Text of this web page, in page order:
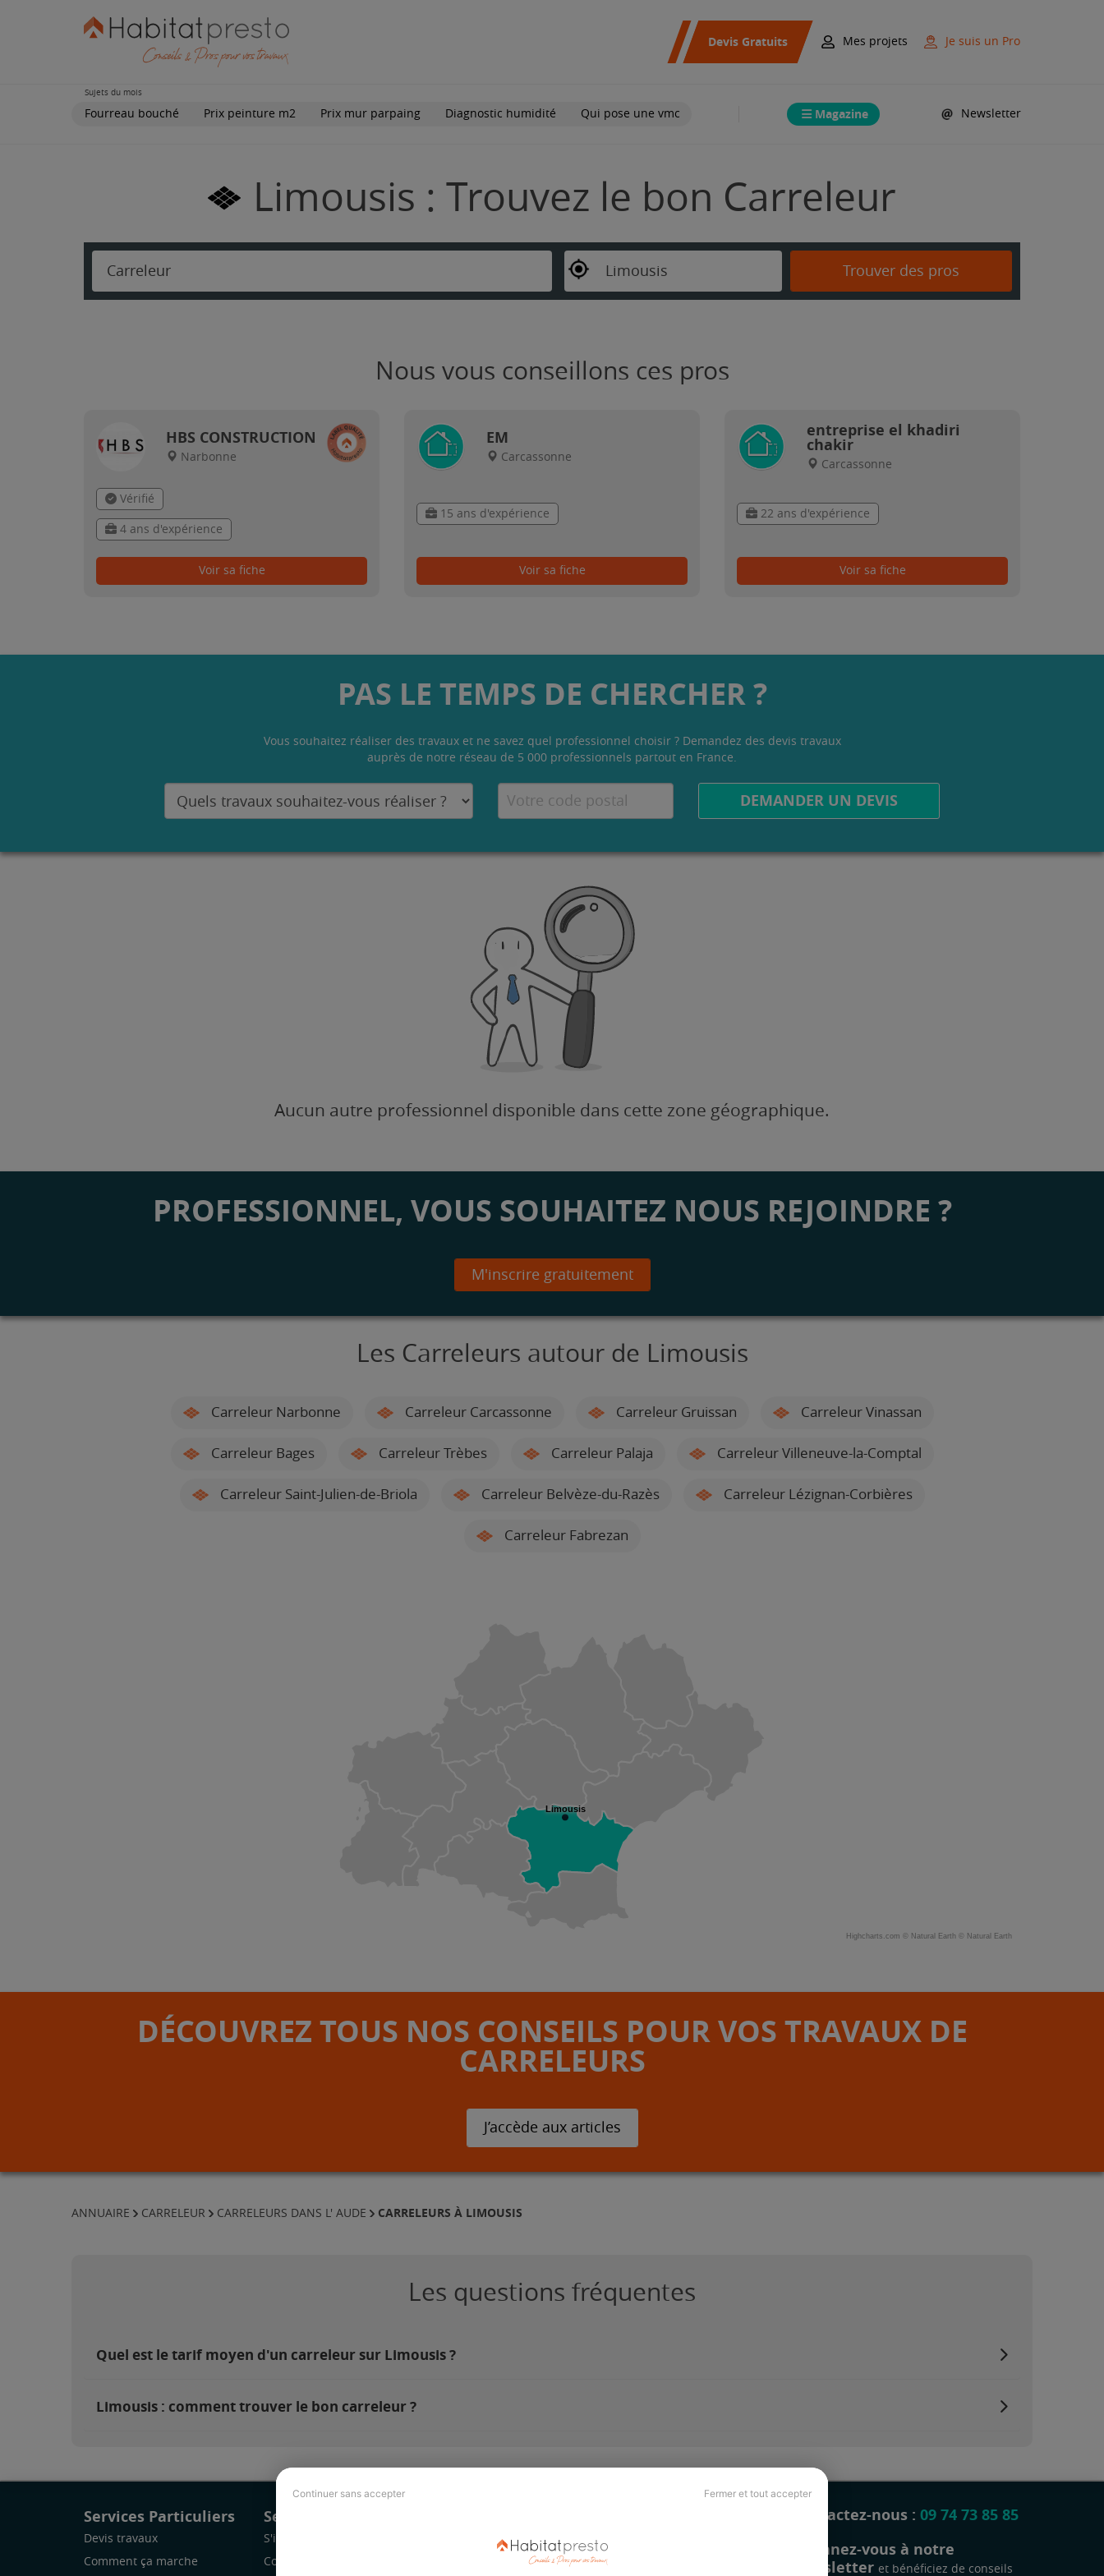
Continuer sans accepter Fermer et tout accepter
Devis Gratuits Mes projets Je suis un Pro
Sujets du mois
Fourreau bouché Prix peinture m2 Prix mur parpaing Diagnostic humidité Qui pose une vmc Magazine Newsletter
Limousis : Trouvez le bon Carreleur
Carreleur Limousis Trouver des pros
Nous vous conseillons ces pros
HBS CONSTRUCTION
Narbonne
Vérifié
4 ans d'expérience
Voir sa fiche
EM
Carcassonne
15 ans d'expérience
Voir sa fiche
entreprise el khadiri
chakir
Carcassonne
22 ans d'expérience
Voir sa fiche
PAS LE TEMPS DE CHERCHER ?
Vous souhaitez réaliser des travaux et ne savez quel professionnel choisir ? Demandez des devis travaux
auprès de notre réseau de 5 000 professionnels partout en France.
DEMANDER UN DEVIS
Aucun autre professionnel disponible dans cette zone géographique.
PROFESSIONNEL, VOUS SOUHAITEZ NOUS REJOINDRE ?
M'inscrire gratuitement
Les Carreleurs autour de Limousis
Carreleur Narbonne Carreleur Carcassonne Carreleur Gruissan Carreleur Vinassan
Carreleur Bages Carreleur Trèbes Carreleur Palaja Carreleur Villeneuve-la-Comptal
Carreleur Saint-Julien-de-Briola Carreleur Belvèze-du-Razès Carreleur Lézignan-Corbières
Carreleur Fabrezan
Limousis
Highcharts.com © Natural Earth © Natural Earth
DÉCOUVREZ TOUS NOS CONSEILS POUR VOS TRAVAUX DE
CARRELEURS
J’accède aux articles
ANNUAIRE CARRELEUR CARRELEURS DANS L' AUDE CARRELEURS À LIMOUSIS
Les questions fréquentes
Quel est le tarif moyen d'un carreleur sur Limousis ?
Limousis : comment trouver le bon carreleur ?
Services Particuliers
Devis travaux
Comment ça marche
Services Pro
S'inscrire
Comment ça marche
Revue de presse
Contactez-nous : 09 74 73 85 85
Abonnez-vous à notre
newsletter et bénéficiez de conseils